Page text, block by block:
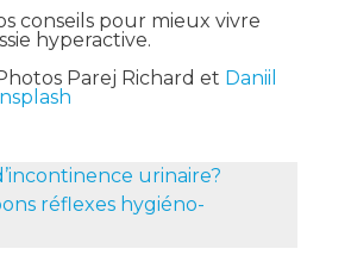
conseils pour mieux vivre
hyperactive.
Parej Richard et Daniil